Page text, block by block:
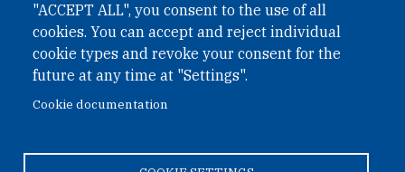
"ACCEPT ALL", you consent to the use of all
cookies. You can accept and reject individual
cookie types and revoke your consent for the
future at any time at "Settings".
Cookie documentation
PRIVACY
ACCESSIBILITY
REGIMEN TRIBUTARIO ESPECIAL COLOMBIANO
© 2026 One Earth Future Foundation